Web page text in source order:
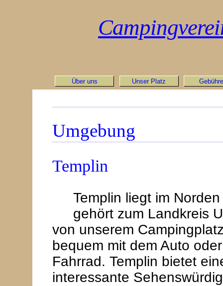
Über uns Unser Platz
Umgebung
Templin
Templin liegt im
gehört zum Landkreis
von unserem
bequem mit dem Auto
Fahrrad. Templin bietet
interessante